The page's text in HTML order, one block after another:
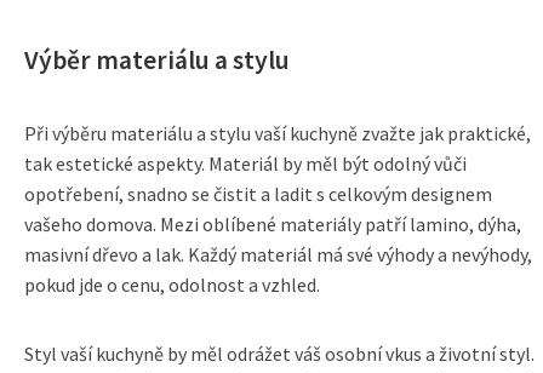
Výběr materiálu a stylu
Při výběru materiálu a stylu vaší kuchyně zvažte jak praktické,
tak estetické aspekty. Materiál by měl být odolný vůči
opotřebení, snadno se čistit a ladit s celkovým designem
vašeho domova. Mezi oblíbené materiály patří lamino, dýha,
masivní dřevo a lak. Každý materiál má své výhody a nevýhody,
pokud jde o cenu, odolnost a vzhled.
Styl vaší kuchyně by měl odrážet váš osobní vkus a životní styl.